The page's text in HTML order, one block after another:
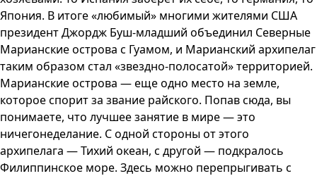
Япония. В итоге «любимый» многими жителями США
президент Джордж Буш-младший объединил Северные
Марианские острова с Гуамом, и Марианский архипелаг
таким образом стал «звездно-полосатой» территорией.
Марианские острова — еще одно место на земле,
которое спорит за звание райского. Попав сюда, вы
понимаете, что лучшее занятие в мире — это
ничегонеделание. С одной стороны от этого
архипелага — Тихий океан, с другой — подкралось
Филиппинское море. Здесь можно перепрыгивать с